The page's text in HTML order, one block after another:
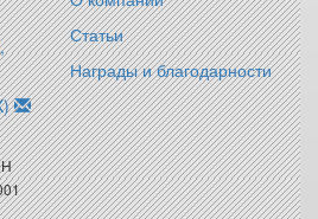
Статьи
Награды и благодарности